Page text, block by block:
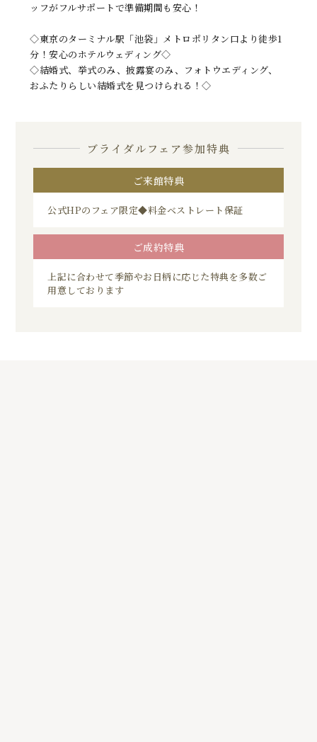
ッフがフルサポートで準備期間も安心！
◇東京のターミナル駅「池袋」メトロポリタン口より徒歩1
分！安心のホテルウェディング◇
◇結婚式、挙式のみ、披露宴のみ、フォトウエディング、
おふたりらしい結婚式を見つけられる！◇
ブライダルフェア参加特典
ご来館特典
公式HPのフェア限定◆料金ベストレート保証
ご成約特典
上記に合わせて季節やお日柄に応じた特典を多数ご
用意しております